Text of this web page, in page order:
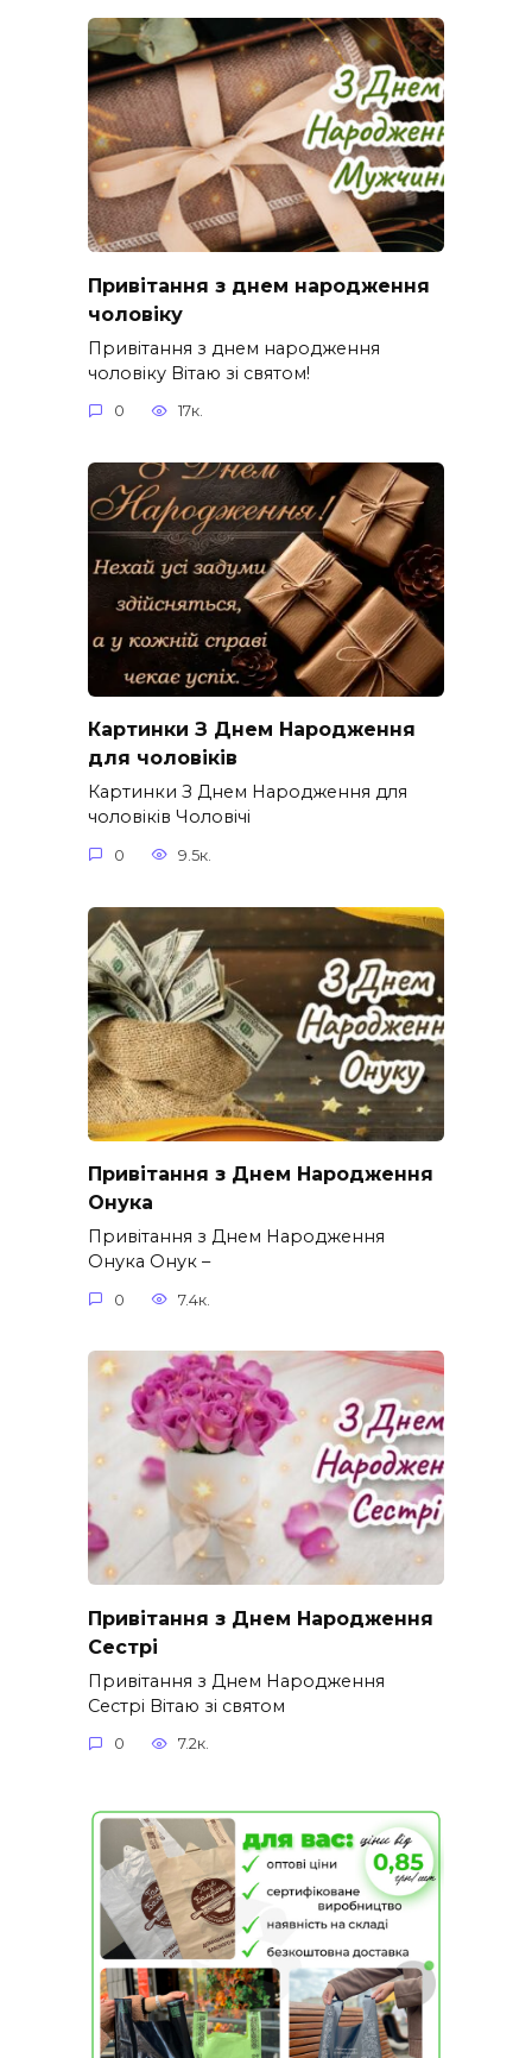
Привітання з днем народження
чоловіку
Привітання з днем народження
чоловіку Вітаю зі святом!
0 17к.
Картинки З Днем Народження
для чоловіків​
Картинки З Днем Народження для
чоловіків​ Чоловічі
0 9.5к.
Привітання з Днем Народження
Онука
Привітання з Днем Народження
Онука Онук –
0 7.4к.
Привітання з Днем Народження
Сестрі
Привітання з Днем Народження
Сестрі Вітаю зі святом
0 7.2к.